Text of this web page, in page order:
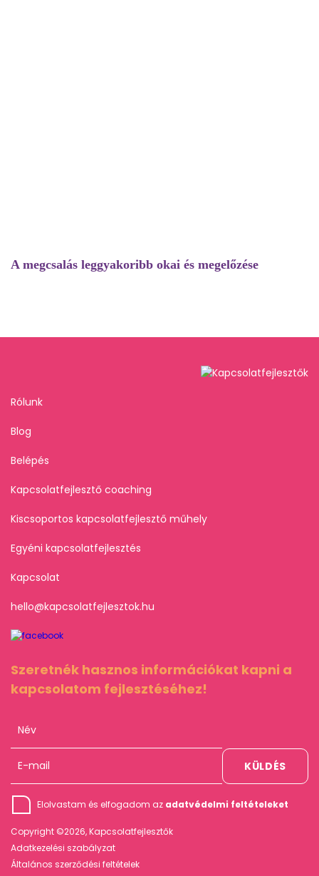
A megcsalás leggyakoribb okai és megelőzése
Rólunk
Blog
Belépés
Kapcsolatfejlesztő coaching
Kiscsoportos kapcsolatfejlesztő műhely
Egyéni kapcsolatfejlesztés
Kapcsolat
hello@kapcsolatfejlesztok.hu
Copyright ©2026, Kapcsolatfejlesztők
Adatkezelési szabályzat
Általános szerződési feltételek
Szeretnék hasznos információkat kapni a
kapcsolatom fejlesztéséhez!
Elolvastam és elfogadom az adatvédelmi feltételeket